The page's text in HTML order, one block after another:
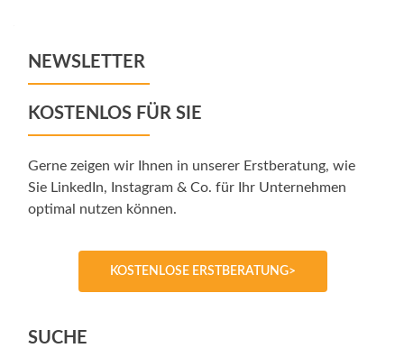
NEWSLETTER
KOSTENLOS FÜR SIE
Gerne zeigen wir Ihnen in unserer Erstberatung, wie
Sie LinkedIn, Instagram & Co. für Ihr Unternehmen
optimal nutzen können.
KOSTENLOSE ERSTBERATUNG>
SUCHE